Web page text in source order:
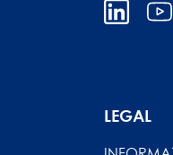
LEGAL